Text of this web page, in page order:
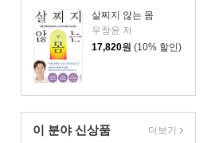
살찌지 않는 몸
우창윤 저
17,820원 (10% 할인)
이 분야 신상품 더보기